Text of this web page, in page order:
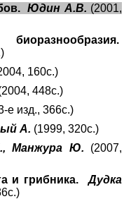
Юдин А.В. (2001,
160с.)
448с.)
е изд., 366с.)
А. (1999, 320с.)
Манжура Ю. (2007,
и грибника.
Дудка